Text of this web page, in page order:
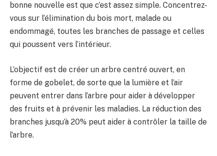
bonne nouvelle est que c’est assez simple. Concentrez-
vous sur l’élimination du bois mort, malade ou
endommagé, toutes les branches de passage et celles
qui poussent vers l’intérieur.
L’objectif est de créer un arbre centré ouvert, en
forme de gobelet, de sorte que la lumière et l’air
peuvent entrer dans l’arbre pour aider à développer
des fruits et à prévenir les maladies. La réduction des
branches jusqu’à 20% peut aider à contrôler la taille de
l’arbre.